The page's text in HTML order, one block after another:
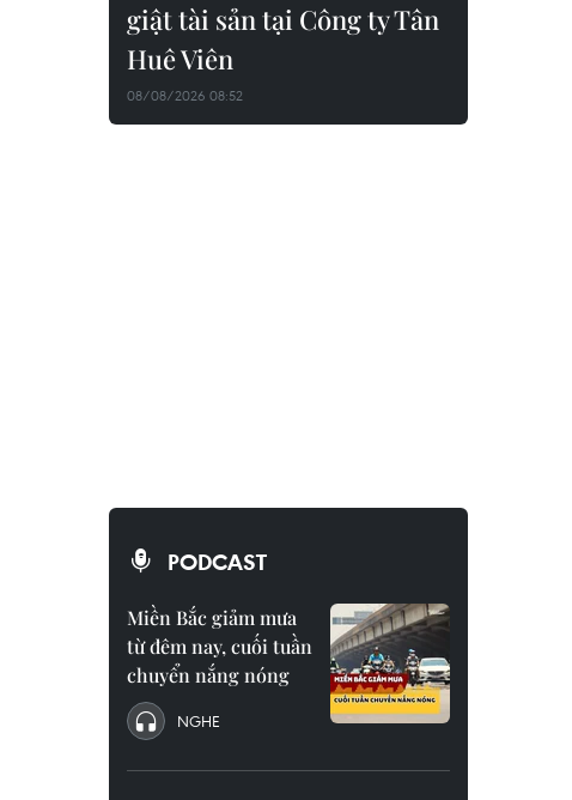
giật tài sản tại Công ty Tân
Huê Viên
08/08/2026 08:52
PODCAST
Miền Bắc giảm mưa
từ đêm nay, cuối tuần
chuyển nắng nóng
NGHE